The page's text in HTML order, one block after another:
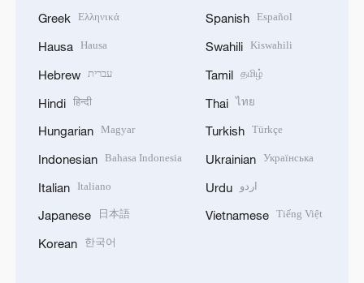
Greek Ελληνικά
Hausa Hausa
Hebrew עברית
Hindi हिन्दी
Hungarian Magyar
Indonesian Bahasa Indonesia
Italian Italiano
Japanese 日本語
Korean 한국어
Spanish Español
Swahili Kiswahili
Tamil தமிழ்
Thai ไทย
Turkish Türkçe
Ukrainian Українська
Urdu اردو
Vietnamese Tiếng Việt